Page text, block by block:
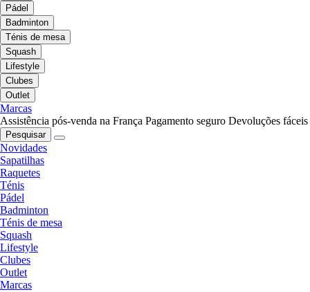
Pádel
Badminton
Ténis de mesa
Squash
Lifestyle
Clubes
Outlet
Marcas
Assistência pós-venda na França Pagamento seguro Devoluções fáceis
Pesquisar
Novidades
Sapatilhas
Raquetes
Ténis
Pádel
Badminton
Ténis de mesa
Squash
Lifestyle
Clubes
Outlet
Marcas